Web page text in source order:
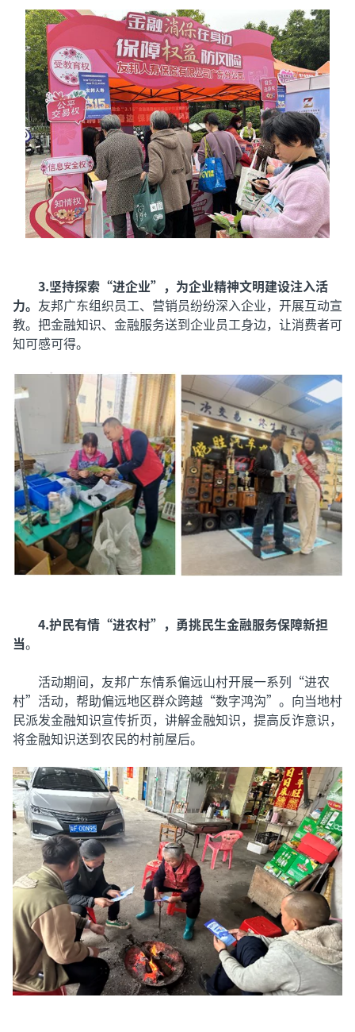
3.坚持探索“进企业”，为企业精神文明建设注入活
力。 友邦广东组织员工、营销员纷纷深入企业，开展互动宣
教。把金融知识、金融服务送到企业员工身边，让消费者可
知可感可得。
4.护民有情“进农村”，勇挑民生金融服务保障新担
当。
活动期间，友邦广东情系偏远山村开展一系列“进农
村”活动，帮助偏远地区群众跨越“数字鸿沟”。向当地村
民派发金融知识宣传折页，讲解金融知识，提高反诈意识，
将金融知识送到农民的村前屋后。